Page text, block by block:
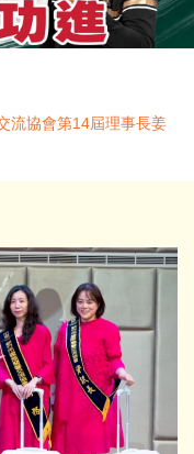
流協會第14屆理事長姜